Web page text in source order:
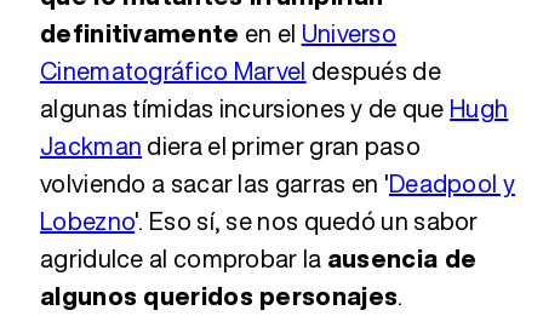
definitivamente en el Universo
Cinematográfico Marvel después de
algunas tímidas incursiones y de que Hugh
Jackman diera el primer gran paso
volviendo a sacar las garras en 'Deadpool y
Lobezno'. Eso sí, se nos quedó un sabor
agridulce al comprobar la ausencia de
algunos queridos personajes.